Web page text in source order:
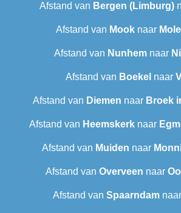
Afstand van Bergen (Limburg)
Afstand van Mook naar
Afstand van Nunhemnaar
Afstand van Boekel naar
Afstand van Diemen naar Broek
Afstand van Heemskerknaar
Afstand van Muiden naar
Afstand van Overveen naar
Afstand van Spaarndamnaar